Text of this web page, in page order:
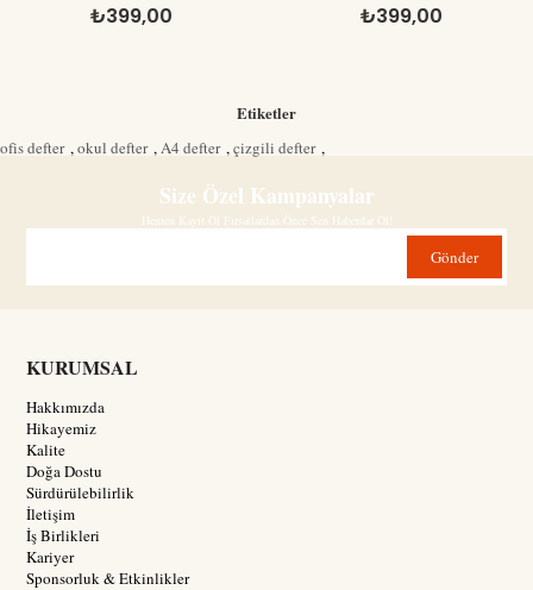
160 Syf Turuncu
₺399,00
160 Syf Pembe
₺399,00
Etiketler
ofis defter , okul defter , A4 defter , çizgili defter ,
Size Özel Kampanyalar
Hemen Kayıt Ol Fırsatlardan Önce Sen Haberdar Ol!
Gönder
KURUMSAL
Hakkımızda
Hikayemiz
Kalite
Doğa Dostu
Sürdürülebilirlik
İletişim
İş Birlikleri
Kariyer
Sponsorluk & Etkinlikler